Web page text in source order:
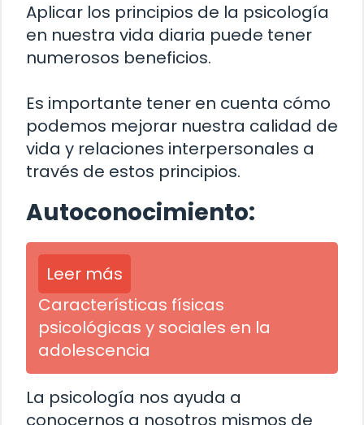
Aplicar los principios de la psicología
en nuestra vida diaria puede tener
numerosos beneficios.
Es importante tener en cuenta cómo
podemos mejorar nuestra calidad de
vida y relaciones interpersonales a
través de estos principios.
Autoconocimiento:
Leer más
Características físicas
psicológicas y sociales en la
adolescencia
La psicología nos ayuda a
conocernos a nosotros mismos de